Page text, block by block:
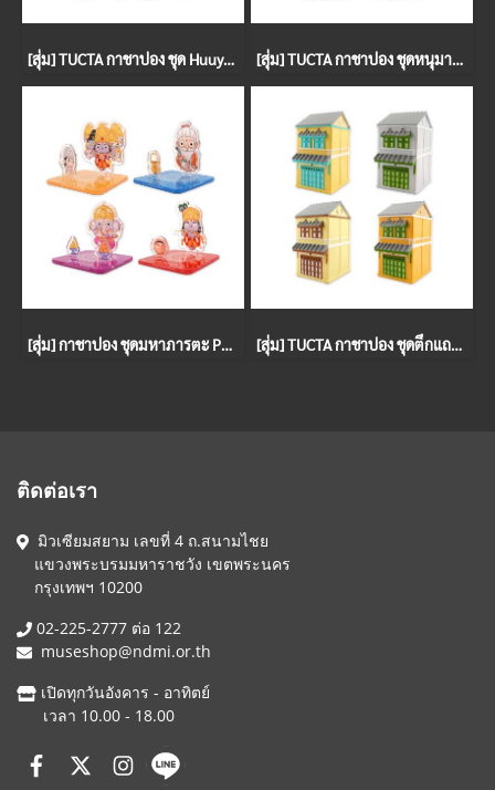
[สุ่ม] TUCTA กาชาปอง ชุด Huuyaow Charm [สุ่ม] TUCTA กาชาปอง ชุดหนุมานชาญสมร
[สุ่ม] กาชาปอง ชุดมหาภารตะ Part 1 [สุ่ม] TUCTA กาชาปอง ชุดตึกแถวเก่า
ติดต่อเรา
มิวเซียมสยาม เลขที่ 4 ถ.สนามไชย
แขวงพระบรมมหาราชวัง เขตพระนคร
กรุงเทพฯ 10200
02-225-2777 ต่อ 122
museshop@ndmi.or.th
เปิดทุกวันอังคาร - อาทิตย์
เวลา 10.00 - 18.00